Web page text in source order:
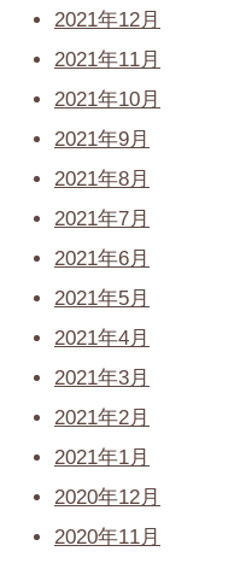
2021年12月
2021年11月
2021年10月
2021年9月
2021年8月
2021年7月
2021年6月
2021年5月
2021年4月
2021年3月
2021年2月
2021年1月
2020年12月
2020年11月